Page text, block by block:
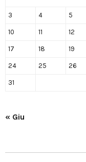
3 4 5
10 11 12
17 18 19
24 25 26
31
« Giu